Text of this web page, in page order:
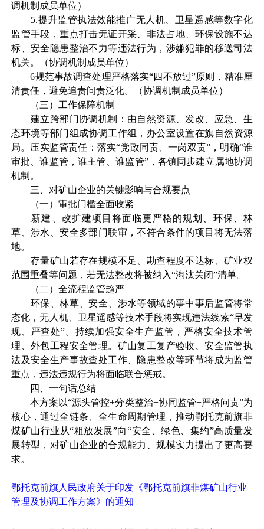
调机制成员单位）
5.提升监管执法效能推广无人机、卫星遥感等数字化
监管手段，重点打击无证开采、非法占地、环保设施不达
标、安全隐患整治不力等违法行为，涉嫌犯罪的移送司法
机关。（协调机制成员单位）
6规范事故调查处理严格落实“四不放过”原则，精准厘
清责任，避免追责问责泛化。（协调机制成员单位）
（三） 工作保障机制
建立跨部门协调机制：由自然资源、发改、应急、生
态环境等部门组成协调工作组， 办公室设置在旗自然资源
局。 压实监管责任：落实“党政同责、一岗双责”，明确“谁
审批、谁监管，谁主管、谁监管”，各镇同步建立属地协调
机制 。
三、对矿山企业的关键影响与合规要点
（一）审批门槛全面收紧
新建、改扩建项目将面临更严格的规划、环保、林
草、涉水、安全多部门联审，不符合条件的项目将无法落
地。
存量矿山若存在规模不足、勘查程度不达标、矿业权
范围重叠等问题， 若无法整改将被纳入“淘汰关闭”清单。
（二）全流程监管趋严
环保、林草、安全、涉水等领域的事中事后监管将常
态化，无人机、卫星遥感等技术手段将实现违法线索“早发
现、严查处”。持续加强安全生产监管， 严格安全技术管
理、外包工程安全管理。矿山复工复产验收、安全监管执
法及安全生产事故查处工作 、隐患整改等环节将成为监管
重点，违法违规行为将面临联合惩戒。
四、一句话总结
本方案以“源头管控+分类整治+协同监管+严格问责”为
核心，通过全链条、全生命周期管理，推动鄂托克前旗非
煤矿山行业从“粗放发展”向“安全、绿色、集约”高质量发
展转型，对矿山企业的合规能力、规模实力提出了更高要
求。
鄂托克前旗人民政府关于印发《鄂托克前旗非煤矿山行业
管理及协调工作方案》的通知